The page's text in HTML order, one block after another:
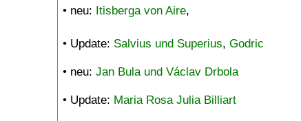
• neu: Itisberga von Aire,
• Update: Salvius und Superius, Godric
• neu: Jan Bula und Václav Drbola
• Update: Maria Rosa Julia Billiart